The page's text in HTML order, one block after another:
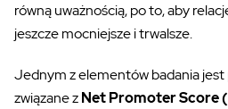
równą uważnością, po to, aby
jeszcze mocniejsze i trwalsze.
Jednym z elementówbadaniajest
związane zNet Promoter Score